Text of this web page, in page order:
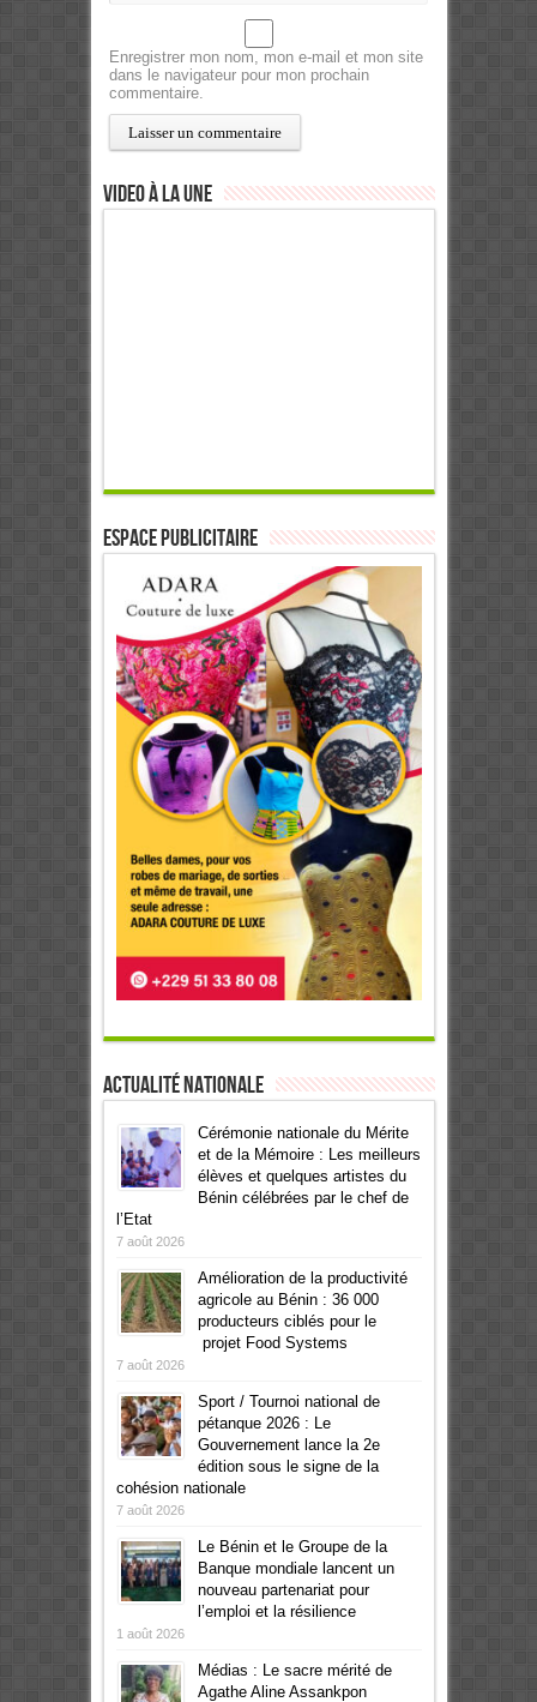
Enregistrer mon nom, mon e-mail et mon site
dans le navigateur pour mon prochain
commentaire.
Video à la Une
ESPACE PUBLICITAIRE
Actualité Nationale
Cérémonie nationale du Mérite
et de la Mémoire : Les meilleurs
élèves et quelques artistes du
Bénin célébrées par le chef de
l’Etat
7 août 2026
Amélioration de la productivité
agricole au Bénin : 36 000
producteurs ciblés pour le
projet Food Systems
7 août 2026
Sport / Tournoi national de
pétanque 2026 : Le
Gouvernement lance la 2e
édition sous le signe de la
cohésion nationale
7 août 2026
Le Bénin et le Groupe de la
Banque mondiale lancent un
nouveau partenariat pour
l’emploi et la résilience
1 août 2026
Médias : Le sacre mérité de
Agathe Aline Assankpon